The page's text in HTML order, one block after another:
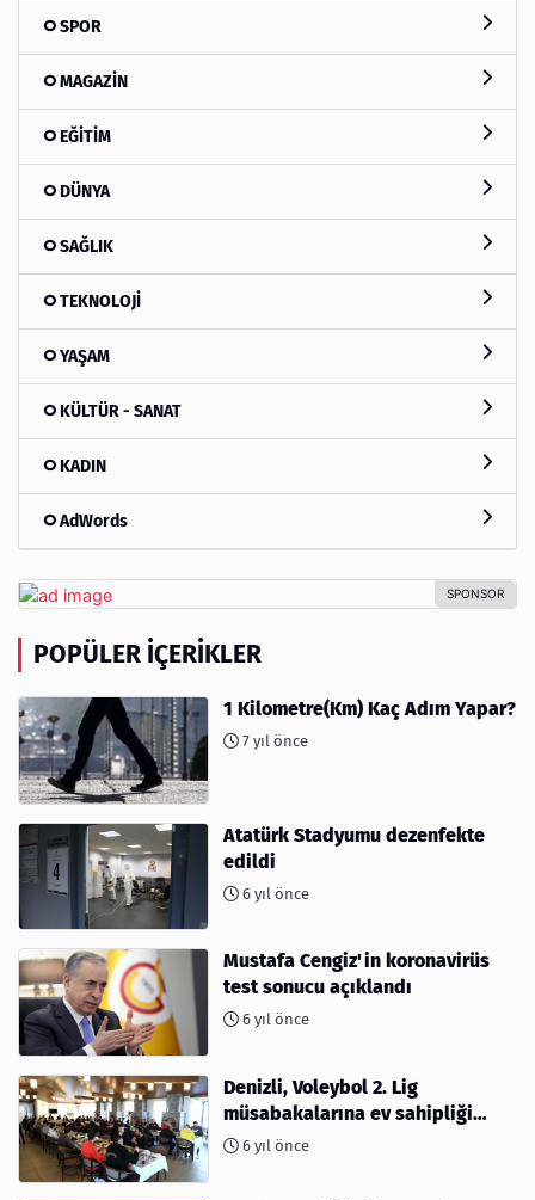
SPOR
MAGAZİN
EĞİTİM
DÜNYA
SAĞLIK
TEKNOLOJİ
YAŞAM
KÜLTÜR - SANAT
KADIN
AdWords
POPÜLER İÇERIKLER
1 Kilometre(Km) Kaç Adım Yapar?
7 yıl önce
Atatürk Stadyumu dezenfekte
edildi
6 yıl önce
Mustafa Cengiz'in koronavirüs
test sonucu açıklandı
6 yıl önce
Denizli, Voleybol 2. Lig
müsabakalarına ev sahipliği
yapıyor
6 yıl önce